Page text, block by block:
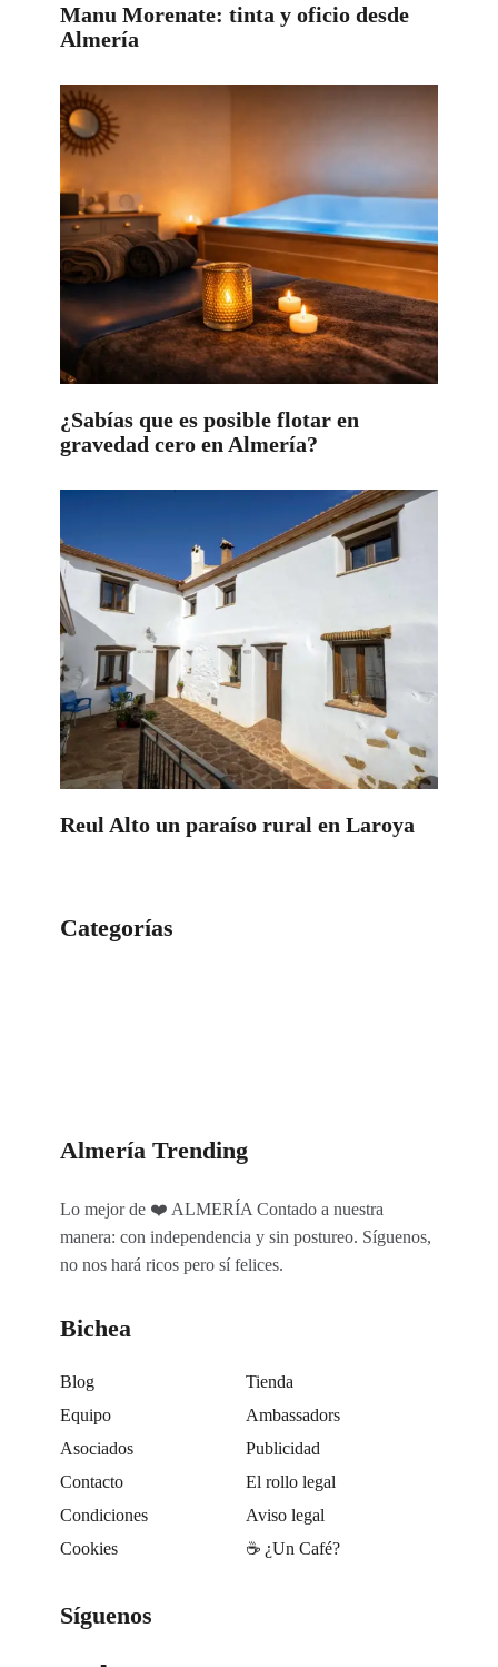
Manu Morenate: tinta y oficio desde
Almería
¿Sabías que es posible flotar en
gravedad cero en Almería?
Reul Alto un paraíso rural en Laroya
Categorías
Almería Trending
Lo mejor de ❤️ ALMERÍA Contado a nuestra
manera: con independencia y sin postureo. Síguenos,
no nos hará ricos pero sí felices.
Bichea
Blog
Tienda
Equipo
Ambassadors
Asociados
Publicidad
Contacto
El rollo legal
Condiciones
Aviso legal
Cookies
☕️ ¿Un Café?
Síguenos